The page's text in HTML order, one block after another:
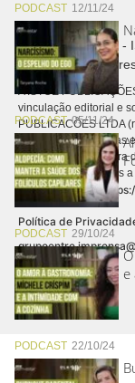
PODCAST 12/11/24
PODCAST05/11/24
PODCAST 29/10/24
e
PODCAST 22/10/24
Copyright © 2026 -
Todos os direitos
A ISTOÉ
vinculação editorial e
PUBLICACÕES LTDA
realizamos cobranças
contrato de assinatura
autorizamos terceiros
conteúdo digital “
Política de